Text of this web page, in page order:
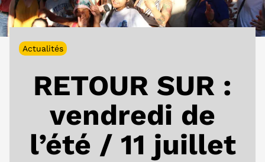
Actualités
RETOUR SUR :
vendredi de
l’été / 11 juillet